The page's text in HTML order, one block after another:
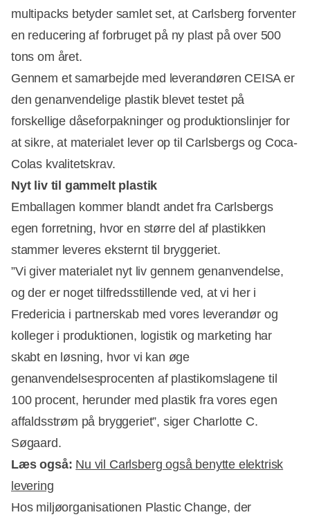
multipacks betyder samlet set, at Carlsberg forventer
en reducering af forbruget på ny plast på over 500
tons om året.
Gennem et samarbejde med leverandøren CEISA er
den genanvendelige plastik blevet testet på
forskellige dåseforpakninger og produktionslinjer for
at sikre, at materialet lever op til Carlsbergs og Coca-
Colas kvalitetskrav.
Nyt liv til gammelt plastik
Emballagen kommer blandt andet fra Carlsbergs
egen forretning, hvor en større del af plastikken
stammer leveres eksternt til bryggeriet.
”Vi giver materialet nyt liv gennem genanvendelse,
og der er noget tilfredsstillende ved, at vi her i
Fredericia i partnerskab med vores leverandør og
kolleger i produktionen, logistik og marketing har
skabt en løsning, hvor vi kan øge
genanvendelsesprocenten af plastikomslagene til
100 procent, herunder med plastik fra vores egen
affaldsstrøm på bryggeriet”, siger Charlotte C.
Søgaard.
Læs også: Nu vil Carlsberg også benytte elektrisk
levering
Hos miljøorganisationen Plastic Change, der